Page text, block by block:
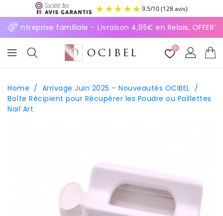
9.5/10
⚡ Entreprise familiale – Livraison 4,95€ en Relais,
0
Home / Arrivage Juin 2025 – Nouveautés OCIBEL /
Boîte Récipient pour Récupérer les Poudre ou Paillettes
Nail Art